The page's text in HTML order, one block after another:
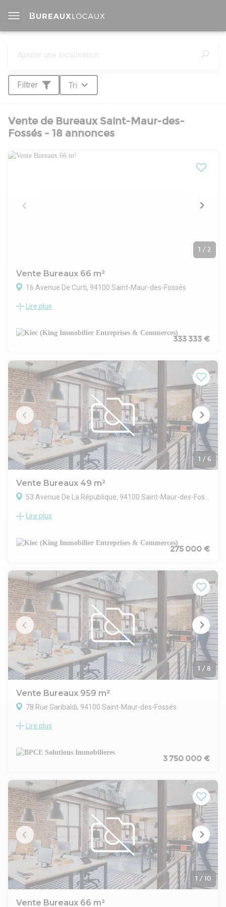
Filtrer Tri
Vente de Bureaux Saint-Maur-des-
Fossés - 18 annonces
1 / 2
Vente Bureaux 66 m²
16 Avenue De Curti, 94100 Saint-Maur-des-Fossés
Au cœur de Saint-Maur-des-Fossés, ce bien professionnel
à proximité immédiate des principaux axes et commodités.
L’immeuble bénéficie d’un cadre urbain qualitatif, au sein
L’adresse offre une accessibilité aisée, tant pour les
collaborateurs que pour la clientèle, grâce à la proximité des
transports en commun et des axes de circulation reliant
rapidement le centre-ville et les pôles économiques
environnants. Implanté dans un immeuble bien entretenu, le
bien s’inscrit dans un ensemble à taille humaine, adapté à
l’accueil d’activités professionnelles, libérales ou de services.
Le secteur est reconnu pour son attractivité et son image
soignée, constituant un environnement propice à une
implantation pérenne. Une adresse stratégique à Saint-
Maur-des-Fossés, idéale pour développer une activité
professionnelle dans un cadre à la fois pratique, qualitatif et
Lire plus
333 333 €
1 / 6
Vente Bureaux 49 m²
53 Avenue De La République, 94100 Saint-Maur-des-Fossés
Situé au 53 avenue de la République à Saint-Maur-des-
ordre sur un axe central et très fréquenté de la commune.
Cette adresse réputée offre une excellente visibilité et
professionnelles.
Facilement accessible, aussi bien en voiture qu’en transports
en commun, l’immeuble profite d’un flux régulier et d’un
cadre recherché, conjuguant attractivité commerciale et
qualité du tissu environnant. Un emplacement stratégique,
particulièrement adapté à l’implantation d’une activité
professionnelle ou tertiaire.
Lire plus
275 000 €
1 / 8
Vente Bureaux 959 m²
78 Rue Garibaldi, 94100 Saint-Maur-des-Fossés
BPCE Solutions Immobilières vous propose à la vente un
bâtiments en R+1+ Sous-sol.
Terrasses
R+1 - 489.00 m²
Surface sans le sous-sol et les combles R+1
1er-RDC-SS étage - 470.00 m²
Surface en R+1 + sous-sol aménagé en salles de formation
Lire plus
3 750 000 €
1 / 10
Vente Bureaux 66 m²